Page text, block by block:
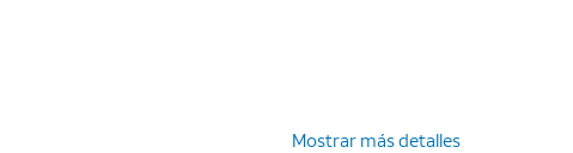
Mostrar más detalles